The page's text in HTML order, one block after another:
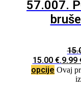
57.007.
15.00 €.9.99
opcije Ovaj